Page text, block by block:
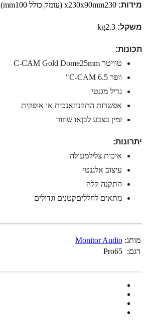
מידות: x230x90mm (עומק כולל 100 mm
)
משקל: kg
תכונות:
טוויטר C-CAM Gold Dome25mm
וופר C-CAM 6.5
"
גריל מגנטי
אפשרות התקנהאנכית או אופקית
זמין בצבע לבןאו שחור
יתרונות:
איכות צלילמעולה
עיצוב אלגנטי
התקנה קלה
מתאים לחלליםקטנים וגדולים
מותג: Monitor Audio
דגם: Pro65